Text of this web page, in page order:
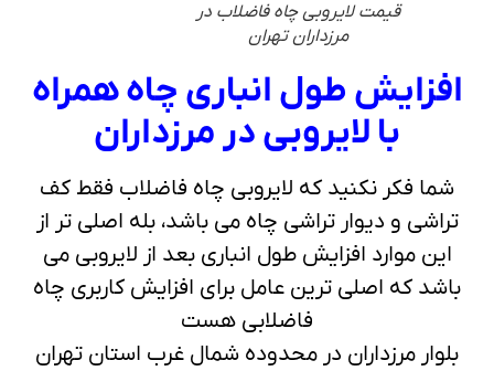
قیمت لایروبی چاه فاضلاب در
مرزداران تهران
افزایش طول انباری چاه همراه
با لایروبی در مرزداران
شما فکر نکنید که لایروبی چاه فاضلاب فقط کف
تراشی و دیوار تراشی چاه می باشد، بله اصلی تر از
این موارد افزایش طول انباری بعد از لایروبی می
باشد که اصلی ترین عامل برای افزایش کاربری چاه
فاضلابی هست
بلوار مرزداران در محدوده شمال غرب استان تهران